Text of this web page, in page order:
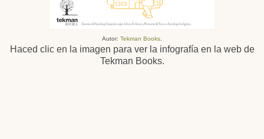
Autor: Tekman Books
Haced clic en la imagen para ver la infografía en la web de
Tekman Books.